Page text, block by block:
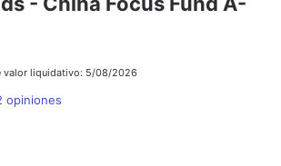
valor liquidativo: 5/08/2026
opiniones